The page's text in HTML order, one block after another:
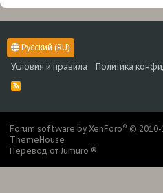
Русский (RU)
Условия и правила
Политика
R
Forum software by XenForo® © 2010-
ThemeHouse
Перевод от Jumuro ®